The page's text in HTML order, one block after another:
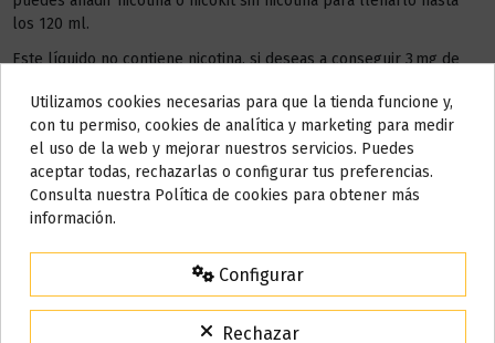
los 120 ml.
Este líquido no contiene nicotina, si deseas a conseguir 3 mg de
nicotina/ml.
AÑADIR NICOKIT DE 3 MG
Detalles del producto
Do not show again.
AVISO IMPORTANTE
Nos tomamos unos días
15% de descuento
Código:VACACIONES15
Utilizamos cookies necesarias para que la tienda funcione y,
con tu permiso, cookies de analítica y marketing para medir
el uso de la web y mejorar nuestros servicios. Puedes
aceptar todas, rechazarlas o configurar tus preferencias.
Consulta nuestra Política de cookies para obtener más
información.
Configurar
Rechazar